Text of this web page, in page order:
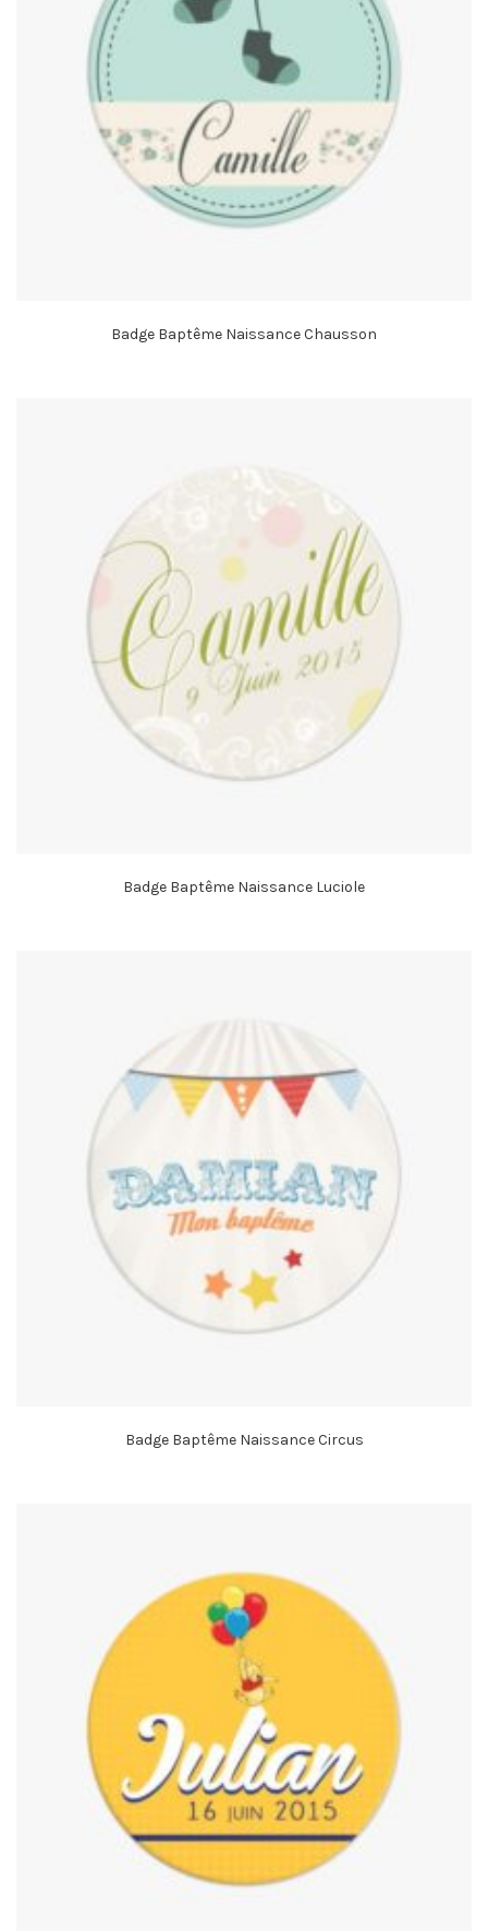
Badge Baptême Naissance Chausson
Badge Baptême Naissance Luciole
Badge Baptême Naissance Circus